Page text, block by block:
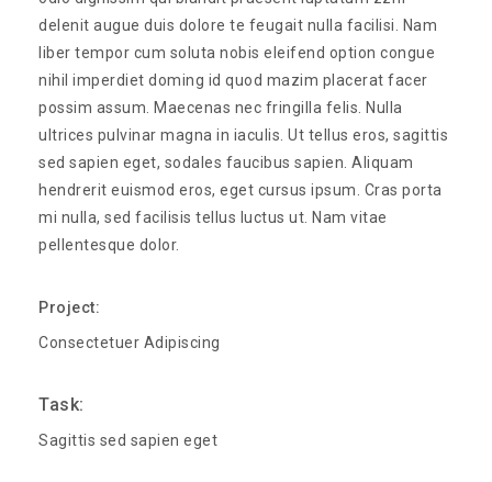
delenit augue duis dolore te feugait nulla facilisi. Nam
liber tempor cum soluta nobis eleifend option congue
nihil imperdiet doming id quod mazim placerat facer
possim assum. Maecenas nec fringilla felis. Nulla
ultrices pulvinar magna in iaculis. Ut tellus eros, sagittis
sed sapien eget, sodales faucibus sapien. Aliquam
hendrerit euismod eros, eget cursus ipsum. Cras porta
mi nulla, sed facilisis tellus luctus ut. Nam vitae
pellentesque dolor.
Project:
Consectetuer Adipiscing
Task:
Sagittis sed sapien eget